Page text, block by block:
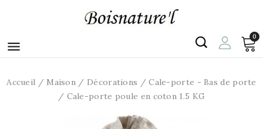

0
Accueil Maison Décorations
Cale-porte - Bas de porte
Cale-porte poule en coton 1.5 KG